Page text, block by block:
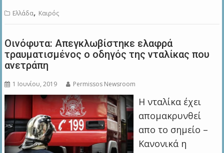
Ελλάδα, Καιρός
Οινόφυτα: Απεγκλωβίστηκε ελαφρά
τραυματισμένος ο οδηγός της νταλίκας που
ανετράπη
1 Ιουνίου, 2019 Permissos Newsroom
Η νταλίκα έχει
απομακρυνθεί
απο το σημείο –
Κανονικά η